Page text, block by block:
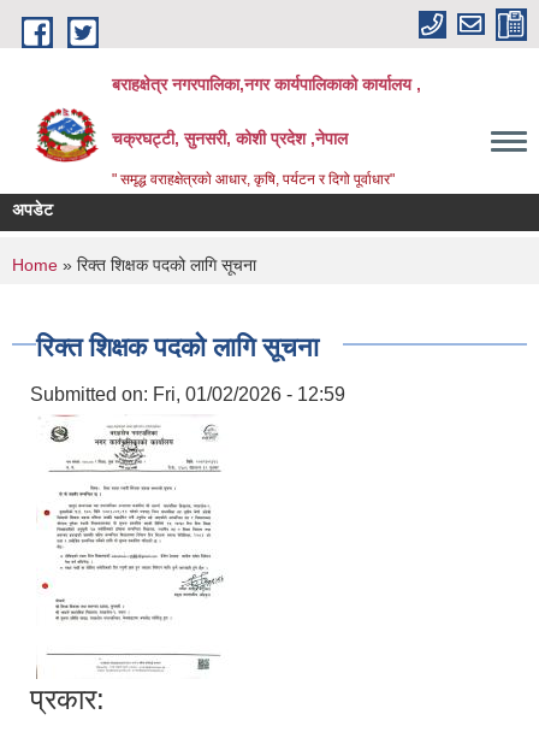
Skip to main content
बराहक्षेत्र नगरपालिका,नगर कार्यपालिकाको कार्यालय ,
चक्रघट्टी, सुनसरी, कोशी प्रदेश ,नेपाल
" समृद्ध वराहक्षेत्रकाे आधार, कृषि, पर्यटन र दिगो पूर्वाधार"
अपडेट
You are here
Home » रिक्त शिक्षक पदको लागि सूचना
रिक्त शिक्षक पदको लागि सूचना
Submitted on: Fri, 01/02/2026 - 12:59
प्रकार: